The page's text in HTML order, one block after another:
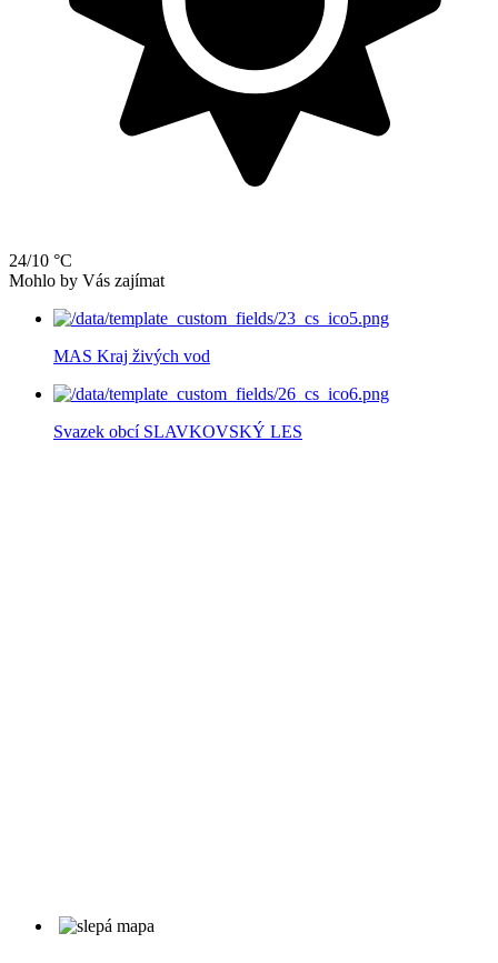
24/10 °C
Mohlo by Vás zajímat
MAS Kraj živých vod
Svazek obcí SLAVKOVSKÝ LES